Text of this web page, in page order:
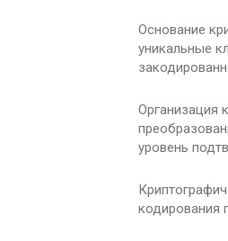
Основание
уникальные
Организация
уровень
кодирования